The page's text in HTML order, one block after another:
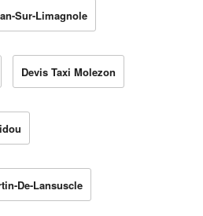
Sur-Limagnole
Devis Taxi Molezon
De-Lansuscle